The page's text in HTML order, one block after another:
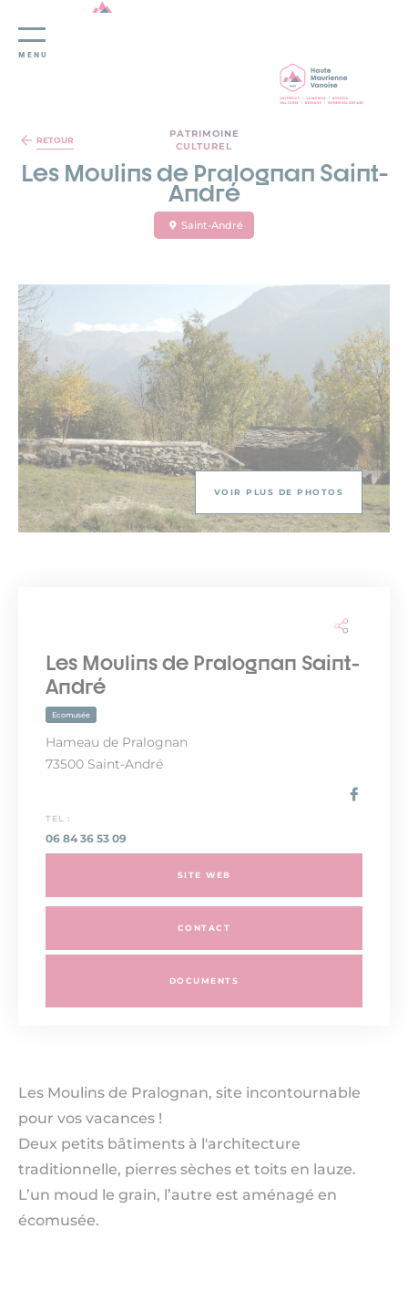
Panneau de gestion des cookies
MENU
RETOUR
PATRIMOINE
CULTUREL
Les Moulins de Pralognan Saint-
André
Saint-André
VOIR PLUS DE PHOTOS
Les Moulins de Pralognan, site incontournable
pour vos vacances !
Deux petits bâtiments à l'architecture
traditionnelle, pierres sèches et toits en lauze.
L’un moud le grain, l’autre est aménagé en
écomusée.
Les Moulins de Pralognan Saint-
André
Ecomusée
Hameau de Pralognan
73500 Saint-André
TEL :
06 84 36 53 09
SITE WEB
CONTACT
DOCUMENTS